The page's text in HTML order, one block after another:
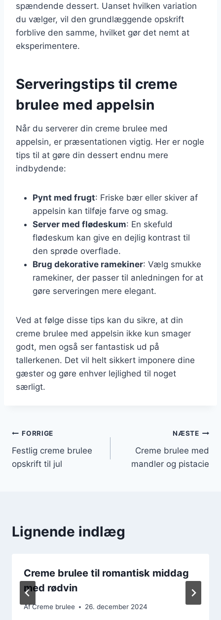
spændende dessert. Uanset hvilken variation
du vælger, vil den grundlæggende opskrift
forblive den samme, hvilket gør det nemt at
eksperimentere.
Serveringstips til creme
brulee med appelsin
Når du serverer din creme brulee med
appelsin, er præsentationen vigtig. Her er nogle
tips til at gøre din dessert endnu mere
indbydende:
Pynt med frugt: Friske bær eller skiver af
appelsin kan tilføje farve og smag.
Server med flødeskum: En skefuld
flødeskum kan give en dejlig kontrast til
den sprøde overflade.
Brug dekorative ramekiner: Vælg smukke
ramekiner, der passer til anledningen for at
gøre serveringen mere elegant.
Ved at følge disse tips kan du sikre, at din
creme brulee med appelsin ikke kun smager
godt, men også ser fantastisk ud på
tallerkenen. Det vil helt sikkert imponere dine
gæster og gøre enhver lejlighed til noget
særligt.
Indlægsnavigation
FORRIGE
Festlig creme brulee
opskrift til jul
NÆSTE
Creme brulee med
mandler og pistacie
Lignende indlæg
Creme brulee til romantisk middag
med rødvin
AfCreme brulee 26. december 2024